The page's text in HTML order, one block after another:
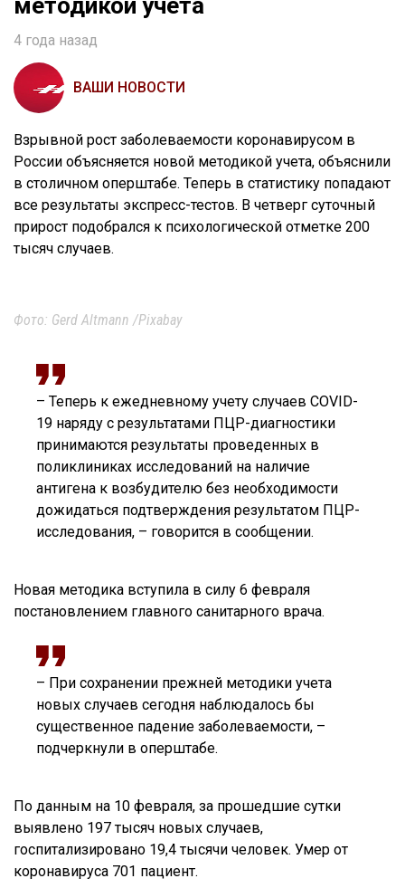
методикой учета
4 года назад
ВАШИ НОВОСТИ
Взрывной рост заболеваемости коронавирусом в
России объясняется новой методикой учета, объяснили
в столичном оперштабе. Теперь в статистику попадают
все результаты экспресс-тестов. В четверг суточный
прирост подобрался к психологической отметке 200
тысяч случаев.
Фото: Gerd Altmann /Pixabay
– Теперь к ежедневному учету случаев COVID-
19 наряду с результатами ПЦР-диагностики
принимаются результаты проведенных в
поликлиниках исследований на наличие
антигена к возбудителю без необходимости
дожидаться подтверждения результатом ПЦР-
исследования, – говорится в сообщении.
Новая методика вступила в силу 6 февраля
постановлением главного санитарного врача.
– При сохранении прежней методики учета
новых случаев сегодня наблюдалось бы
существенное падение заболеваемости, –
подчеркнули в оперштабе.
По данным на 10 февраля, за прошедшие сутки
выявлено 197 тысяч новых случаев,
госпитализировано 19,4 тысячи человек. Умер от
коронавируса 701 пациент.